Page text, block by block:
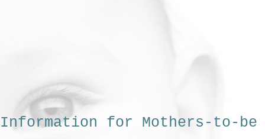
Information for Mothers-to-be